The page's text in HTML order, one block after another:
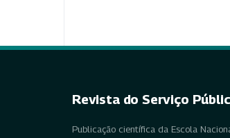
Revista do Serviço
Publicação científica da Escola